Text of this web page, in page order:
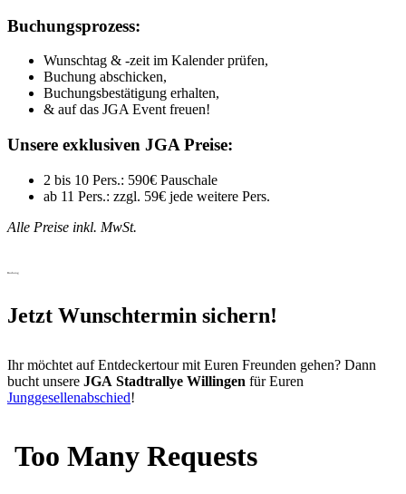
Buchungsprozess:
Wunschtag & -zeit im Kalender prüfen,
Buchung abschicken,
Buchungsbestätigung erhalten,
& auf das JGA Event freuen!
Unsere exklusiven JGA Preise:
2 bis 10 Pers.: 590€ Pauschale
ab 11 Pers.: zzgl. 59€ jede weitere Pers.
Alle Preise inkl. MwSt.
Buchung
Jetzt Wunschtermin sichern!
Ihr möchtet auf Entdeckertour mit Euren Freunden gehen? Dann
bucht unsere JGA Stadtrallye Willingen für Euren
Junggesellenabschied!